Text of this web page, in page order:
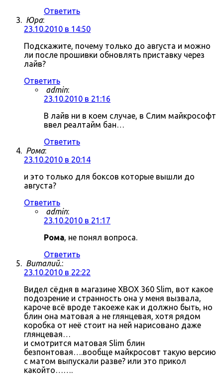
Ответить
Юра:
23.10.2010 в 14:50
Подскажите, почему только до августа и можно
ли после прошивки обновлять приставку через
лайв?
Ответить
admin:
23.10.2010 в 21:16
В лайв ни в коем случае, в Слим майкрософт
ввел реалтайм бан…
Ответить
Рома:
23.10.2010 в 20:14
и это только для боксов которые вышли до
августа?
Ответить
admin:
23.10.2010 в 21:17
Рома, не понял вопроса.
Ответить
Виталий.:
23.10.2010 в 22:22
Видел сёдня в магазине XBOX 360 Slim, вот какое
подозрение и странность она у меня вызвала,
кароче всё вроде такоеже как и должно быть, но
блин она матовая а не глянцевая, хотя рядом
коробка от неё стоит на ней нарисовано даже
глянцевая…
и смотрится матовая Slim блин
безпонтовая….вообще майкросовт такую версию
с матом выпускали разве? или это прикол
какойто…….